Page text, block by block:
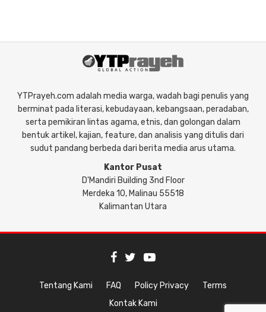
YTPrayeh.com adalah media warga, wadah bagi penulis yang
berminat pada literasi, kebudayaan, kebangsaan, peradaban,
serta pemikiran lintas agama, etnis, dan golongan dalam
bentuk artikel, kajian, feature, dan analisis yang ditulis dari
sudut pandang berbeda dari berita media arus utama.
Kantor Pusat
D'Mandiri Building 3nd Floor
Merdeka 10, Malinau 55518
Kalimantan Utara
Tentang Kami FAQ Policy Privacy
Terms
Kontak Kami